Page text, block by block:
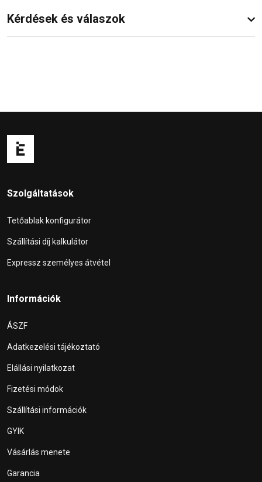
Kérdések és válaszok
Szolgáltatások
Tetőablak konfigurátor
Szállítási díj kalkulátor
Expressz személyes átvétel
Információk
ÁSZF
Adatkezelési tájékoztató
Elállási nyilatkozat
Fizetési módok
Szállítási információk
GYIK
Vásárlás menete
Garancia